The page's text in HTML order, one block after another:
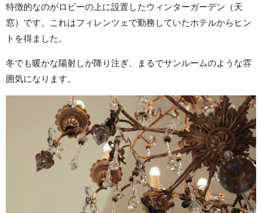
特徴的なのがロビーの上に設置したウィンターガーデン（天
窓）です。これはフィレンツェで勤務していたホテルからヒン
トを得ました。
冬でも暖かな陽射しが降り注ぎ、まるでサンルームのような雰
囲気になります。